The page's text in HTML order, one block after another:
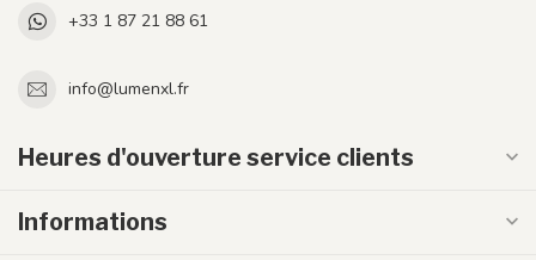
+33 1 87 21 88 61
info@lumenxl.fr
Heures d'ouverture service clients
Informations